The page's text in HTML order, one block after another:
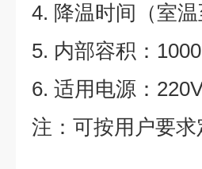
4. 降温时间（室
5. 内部容积：
6. 适用电源：
注：可按用户要求